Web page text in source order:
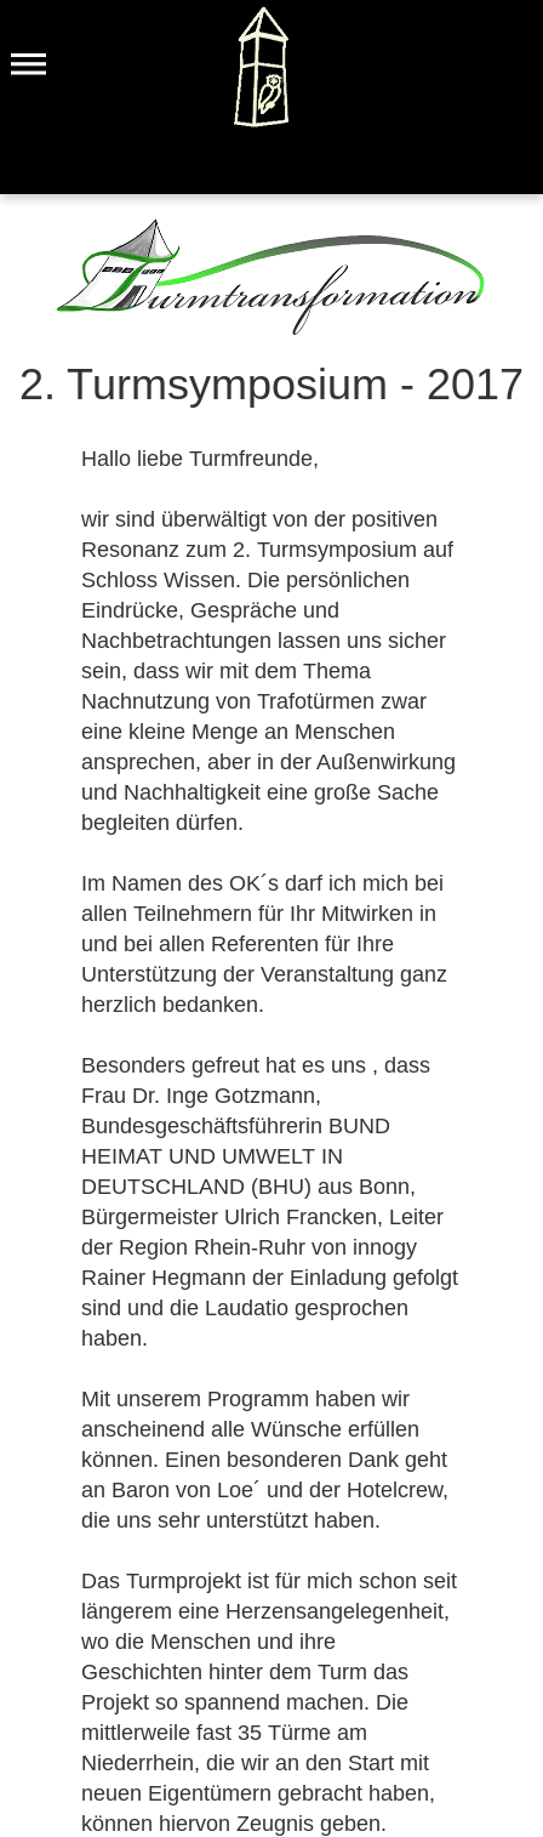
2. Turmsymposium - 2017
Hallo liebe Turmfreunde,
wir sind überwältigt von der positiven
Resonanz zum 2. Turmsymposium auf
Schloss Wissen. Die persönlichen
Eindrücke, Gespräche und
Nachbetrachtungen lassen uns sicher
sein, dass wir mit dem Thema
Nachnutzung von Trafotürmen zwar
eine kleine Menge an Menschen
ansprechen, aber in der Außenwirkung
und Nachhaltigkeit eine große Sache
begleiten dürfen.
Im Namen des OK´s darf ich mich bei
allen Teilnehmern für Ihr Mitwirken in
und bei allen Referenten für Ihre
Unterstützung der Veranstaltung ganz
herzlich bedanken.
Besonders gefreut hat es uns , dass
Frau Dr. Inge Gotzmann,
Bundesgeschäftsführerin BUND
HEIMAT UND UMWELT IN
DEUTSCHLAND (BHU) aus Bonn,
Bürgermeister Ulrich Francken, Leiter
der Region Rhein-Ruhr von innogy
Rainer Hegmann der Einladung gefolgt
sind und die Laudatio gesprochen
haben.
Mit unserem Programm haben wir
anscheinend alle Wünsche erfüllen
können. Einen besonderen Dank geht
an Baron von Loe´ und der Hotelcrew,
die uns sehr unterstützt haben.
Das Turmprojekt ist für mich schon seit
längerem eine Herzensangelegenheit,
wo die Menschen und ihre
Geschichten hinter dem Turm das
Projekt so spannend machen. Die
mittlerweile fast 35 Türme am
Niederrhein, die wir an den Start mit
neuen Eigentümern gebracht haben,
können hiervon Zeugnis geben.